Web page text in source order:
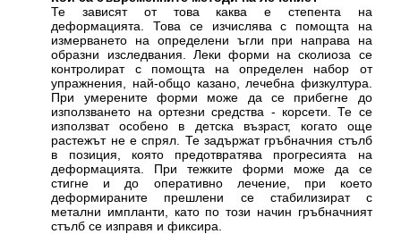
Те зависят от това каква е степента на
деформацията. Това се изчислява с помощта на
измерването на определени ъгли при направа на
образни изследвания. Леки форми на сколиоза се
контролират с помощта на определен набор от
упражнения, най-общо казано, лечебна физкултура.
При умерените форми може да се прибегне до
използването на ортезни средства - корсети. Те се
използват особено в детска възраст, когато още
растежът не е спрял. Те задържат гръбначния стълб
в позиция, която предотвратява прогресията на
деформацията. При тежките форми може да се
стигне и до оперативно лечение, при което
деформираните прешлени се стабилизират с
метални импланти, като по този начин гръбначният
стълб се изправя и фиксира.